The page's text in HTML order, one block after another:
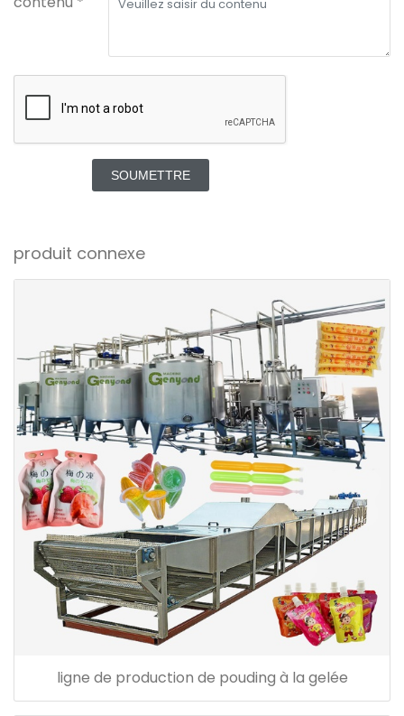
SOUMETTRE
produit connexe
ligne de production de pouding à la gelée